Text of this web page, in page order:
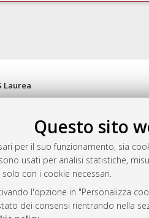
Questo sito
per il suo funzionamento, sia
usati per analisi statistiche,
con i cookie necessari.
l'opzione in "Personalizza
dei consensi rientrando nella
Laurea
implementato e gestito da
sulla privacy
d’uso del sito
di Bologna, 2007-2026.